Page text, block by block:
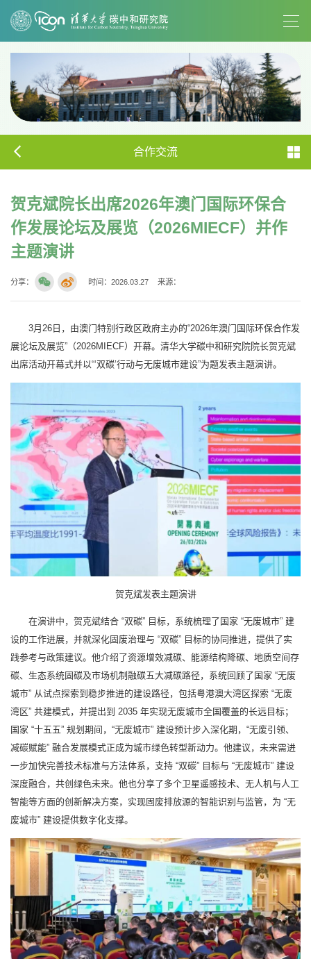
合作交流
贺克斌院长出席2026年澳门国际环保合
作发展论坛及展览（2026MIECF）并作
主题演讲
分享： 时间：2026.03.27 来源：
3月26日，由澳门特别行政区政府主办的“2026年澳门国际环保合作发
展论坛及展览”（2026MIECF）开幕。清华大学碳中和研究院院长贺克斌
出席活动开幕式并以“‘双碳’行动与无废城市建设”为题发表主题演讲。
贺克斌发表主题演讲
在演讲中，贺克斌结合 “双碳” 目标，系统梳理了国家 “无废城市” 建
设的工作进展，并就深化固废治理与 “双碳” 目标的协同推进，提供了实
践参考与政策建议。他介绍了资源增效减碳、能源结构降碳、地质空间存
碳、生态系统固碳及市场机制融碳五大减碳路径，系统回顾了国家 “无废
城市” 从试点探索到稳步推进的建设路径，包括粤港澳大湾区探索 “无废
湾区” 共建模式，并提出到 2035 年实现无废城市全国覆盖的长远目标；
国家 “十五五” 规划期间，“无废城市” 建设预计步入深化期，“无废引领、
减碳赋能” 融合发展模式正成为城市绿色转型新动力。他建议，未来需进
一步加快完善技术标准与方法体系，支持 “双碳” 目标与 “无废城市” 建设
深度融合，共创绿色未来。他也分享了多个卫星遥感技术、无人机与人工
智能等方面的创新解决方案，实现固废排放源的智能识别与监管，为 “无
废城市” 建设提供数字化支撑。